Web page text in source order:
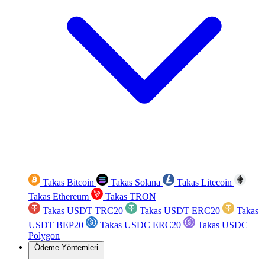
Takas Bitcoin Takas Solana
Takas Litecoin
Takas Ethereum
Takas TRON
Takas USDT TRC20
Takas USDT ERC20
Takas
USDT BEP20
Takas USDC ERC20
Takas USDC
Polygon
Ödeme Yöntemleri